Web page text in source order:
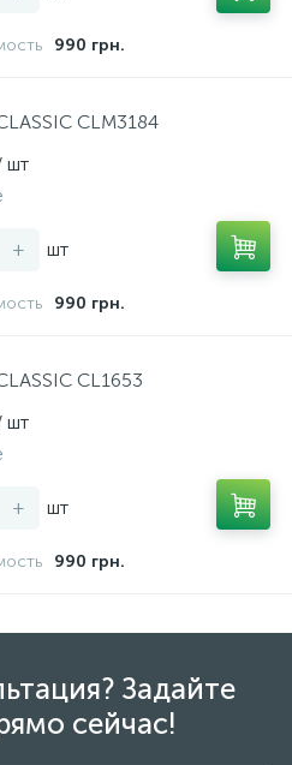
990 грн.
CLM3184
шт
+ шт
990 грн.
CL1653
шт
+ шт
990 грн.
Задайте
сейчас!